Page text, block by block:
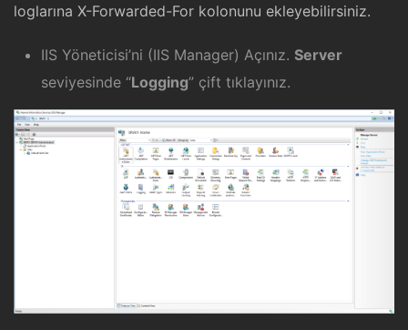
loglarına X-Forwarded-For kolonunu ekleyebilirsiniz.
IIS Yöneticisi’ni (IIS Manager) Açınız. Server
seviyesinde “Logging” çift tıklayınız.